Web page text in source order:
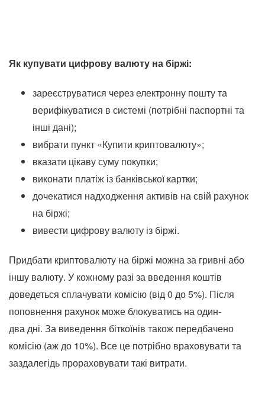
Як купувати цифрову валюту на біржі:
зареєструватися через електронну пошту та
верифікуватися в системі (потрібні паспортні та
інші дані);
вибрати пункт «Купити криптовалюту»;
вказати цікаву суму покупки;
виконати платіж із банківської картки;
дочекатися надходження активів на свій рахунок
на біржі;
вивести цифрову валюту із біржі.
Придбати криптовалюту на біржі можна за гривні або
іншу валюту. У кожному разі за введення коштів
доведеться сплачувати комісію (від 0 до 5%). Після
поповнення рахунок може блокуватись на один-
два дні. За виведення біткоїнів також передбачено
комісію (аж до 10%). Все це потрібно враховувати та
заздалегідь прораховувати такі витрати.